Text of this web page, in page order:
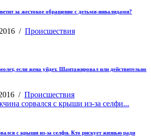
за жестокое обращение с детьми-инвалидами?
/ Происшествия
если жена уйдет. Шантажировал или действительно
/ Происшествия
с крыши из-за селфи. Кто рискует жизнью ради